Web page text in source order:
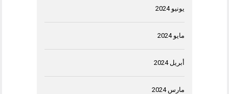
يونيو 2024
مايو 2024
أبريل 2024
مارس 2024